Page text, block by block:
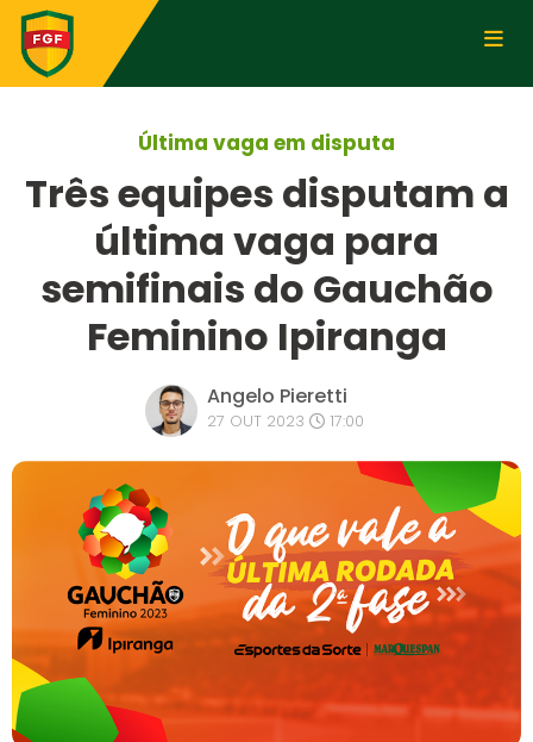
Última vaga em disputa
Três equipes disputam a
última vaga para
semifinais do Gauchão
Feminino Ipiranga
Angelo Pieretti
27 OUT 2023 17:00